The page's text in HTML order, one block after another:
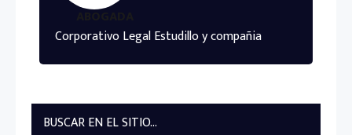
Corporativo Legal Estudillo y compañia
BUSCAR EN EL SITIO...